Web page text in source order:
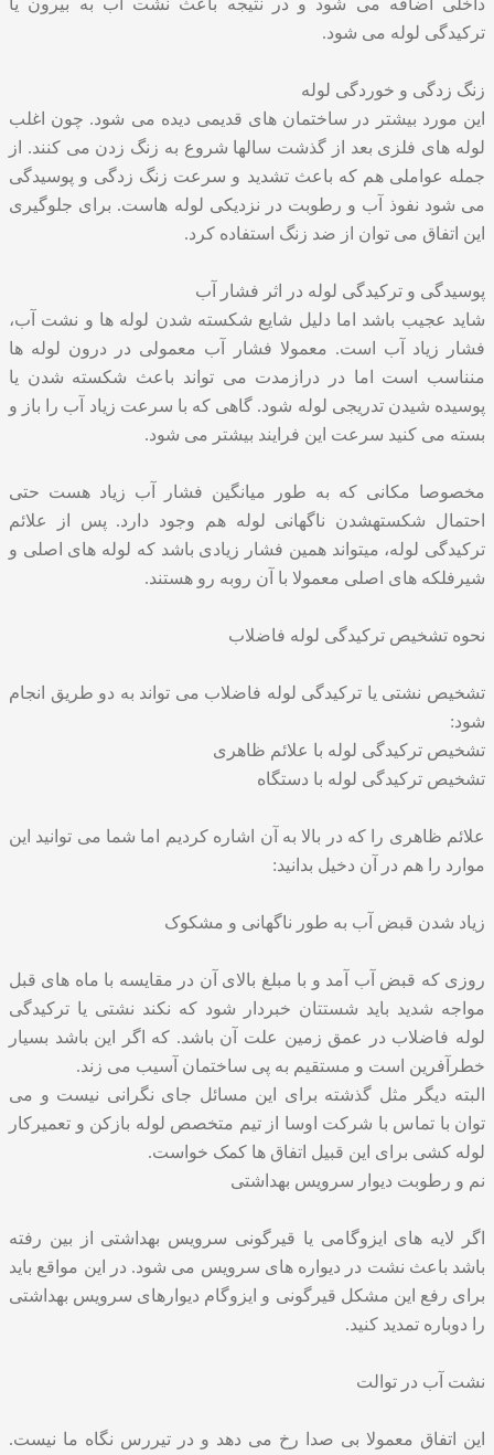
داخلی اضافه می شود و در نتیجه باعث نشت آب به بیرون یا
ترکیدگی لوله می شود.
زنگ زدگی و خوردگی لوله
این مورد بیشتر در ساختمان های قدیمی دیده می شود. چون اغلب
لوله های فلزی بعد از گذشت سالها شروع به زنگ زدن می کنند. از
جمله عواملی هم که باعث تشدید و سرعت زنگ زدگی و پوسیدگی
می شود نفوذ آب و رطوبت در نزدیکی لوله هاست. برای جلوگیری
این اتفاق می توان از ضد زنگ استفاده کرد.
پوسیدگی و ترکیدگی لوله در اثر فشار آب
شاید عجیب باشد اما دلیل شایع شکسته شدن لوله ها و نشت آب،
فشار زیاد آب است. معمولا فشار آب معمولی در درون لوله ها
منناسب است اما در درازمدت می تواند باعث شکسته شدن یا
پوسیده شیدن تدریجی لوله شود. گاهی که با سرعت زیاد آب را باز و
بسته می کنید سرعت این فرایند بیشتر می شود.
مخصوصا مکانی که به طور میانگین فشار آب زیاد هست حتی
احتمال شکستهشدن ناگهانی لوله هم وجود دارد. پس از علائم
ترکیدگی لوله، میتواند همین فشار زیادی باشد که لوله های اصلی و
شیرفلکه های اصلی معمولا با آن روبه رو هستند.
نحوه تشخیص ترکیدگی لوله فاضلاب
تشخیص نشتی یا ترکیدگی لوله فاضلاب می تواند به دو طریق انجام
شود:
تشخیص ترکیدگی لوله با علائم ظاهری
تشخیص ترکیدگی لوله با دستگاه
علائم ظاهری را که در بالا به آن اشاره کردیم اما شما می توانید این
موارد را هم در آن دخیل بدانید:
زیاد شدن قبض آب به طور ناگهانی و مشکوک
روزی که قبض آب آمد و با مبلغ بالای آن در مقایسه با ماه های قبل
مواجه شدید باید شستتان خبردار شود که نکند نشتی یا ترکیدگی
لوله فاضلاب در عمق زمین علت آن باشد. که اگر این باشد بسیار
خطرآفرین است و مستقیم به پی ساختمان آسیب می زند.
البته دیگر مثل گذشته برای این مسائل جای نگرانی نیست و می
توان با تماس با شرکت اوسا از تیم متخصص لوله بازکن و تعمیرکار
لوله کشی برای این قبیل اتفاق ها کمک خواست.
نم و رطوبت دیوار سرویس بهداشتی
اگر لایه های ایزوگامی یا قیرگونی سرویس بهداشتی از بین رفته
باشد باعث نشت در دیواره های سرویس می شود. در این مواقع باید
برای رفع این مشکل قیرگونی و ایزوگام دیوارهای سرویس بهداشتی
را دوباره تمدید کنید.
نشت آب در توالت
این اتفاق معمولا بی صدا رخ می دهد و در تیررس نگاه ما نیست.